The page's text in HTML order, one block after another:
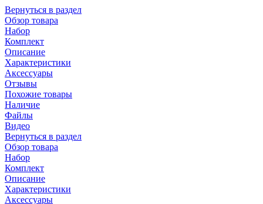
Вернуться в раздел
Обзор товара
Набор
Комплект
Описание
Характеристики
Аксессуары
Отзывы
Похожие товары
Наличие
Файлы
Видео
Вернуться в раздел
Обзор товара
Набор
Комплект
Описание
Характеристики
Аксессуары